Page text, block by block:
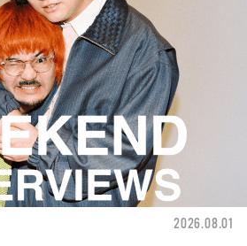
2026.08.01